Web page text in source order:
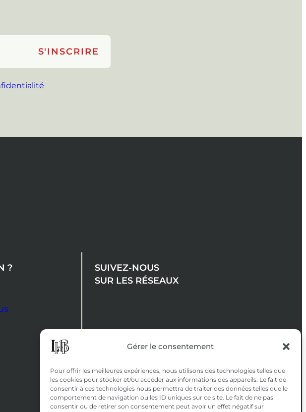
Gérer le consentement
Pour offrir les meilleures expériences, nous utilisons des technologies telles que
les cookies pour stocker et/ou accéder aux informations des appareils. Le fait de
consentir à ces technologies nous permettra de traiter des données telles que le
comportement de navigation ou les ID uniques sur ce site. Le fait de ne pas
consentir ou de retirer son consentement peut avoir un effet négatif sur
?
SUIVEZ-NOUS
SUR LES RÉSEAUX